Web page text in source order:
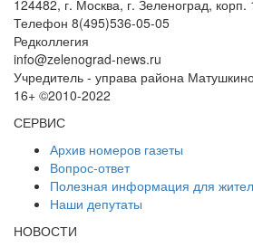
124482, г. Москва, г. Зеленоград, корп.
Телефон 8(495)536-05-05
Редколлегия
info@zelenograd-news.ru
Учредитель - управа района
16+ ©2010-2022
СЕРВИС
Архив номеров газеты
Вопрос-ответ
Полезная информация для
Наши депутаты
НОВОСТИ